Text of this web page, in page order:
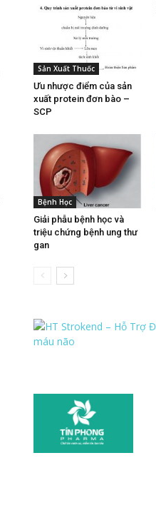
Sản Xuất Thuốc
Ưu nhược điểm của sản
xuất protein đơn bào –
SCP
Bệnh Học
Giải phẫu bệnh học và
triệu chứng bệnh ung thư
gan